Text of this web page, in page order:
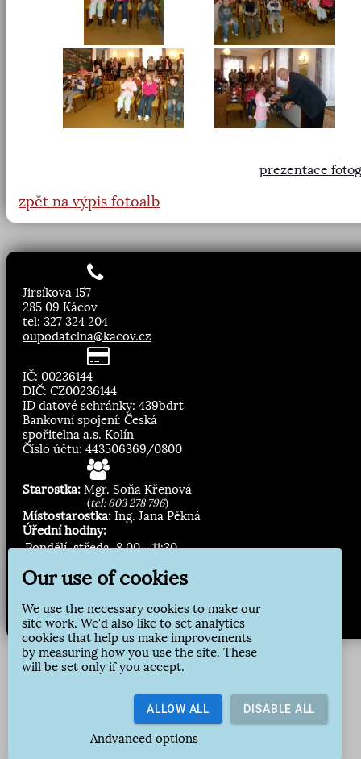
prezentace
zpět na výpis fotoalb
Jirsíkova 157
285 09 Kácov
tel: 327 324 204
oupodatelna@kacov.cz
IČ: 00236144
DIČ: CZ00236144
ID datové schránky: 439bdrt
Bankovní spojení: Česká
spořitelna a.s. Kolín
Číslo účtu: 443506369/0800
Starostka: Mgr. Soňa Křenová
(tel: 603 278 796)
Místostarostka: Ing. Jana Pěkná
Úřední hodiny:
Pondělí, středa 8.00 - 11:30
Zasílání novinek:
Přihlásit odběr
Our use of cookies
We use the necessary cookies to make our
site work. We'd also like to set analytics
cookies that help us make improvements
by measuring how you use the site. These
will be set only if you accept.
ALLOW ALL DISABLE ALL
Andvanced options